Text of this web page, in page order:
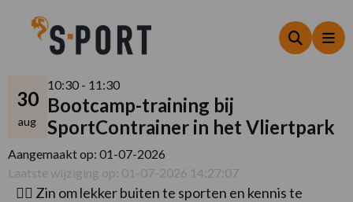
Zoeken
30
aug
10:30 - 11:30
Bootcamp-training bij
SportContrainer in het Vliertpark
Aangemaakt op: 01-07-2026
Laatste wijziging op: 01-07-2026 14:27:07
🏋️‍♀️ Zin om lekker buiten te sporten en kennis te